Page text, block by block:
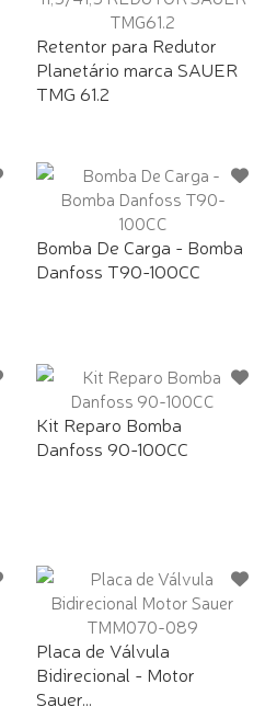
Retentor para Redutor
Planetário marca SAUER
TMG 61.2
Bomba De Carga - Bomba
Danfoss T90-100CC
Kit Reparo Bomba
Danfoss 90-100CC
Placa de Válvula
Bidirecional - Motor
Sauer...